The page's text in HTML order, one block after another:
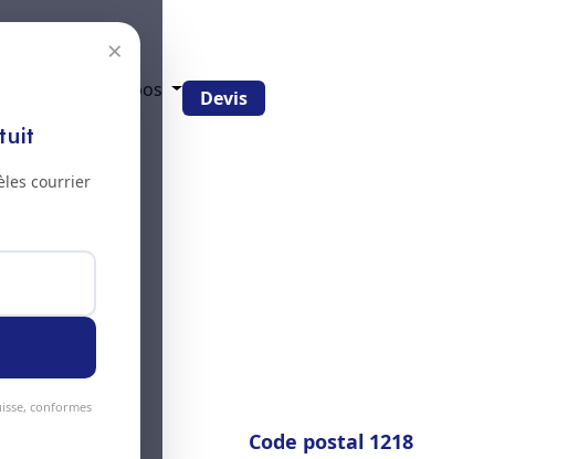
À propos Devis
Code postal 1218
×
courrier
conformes